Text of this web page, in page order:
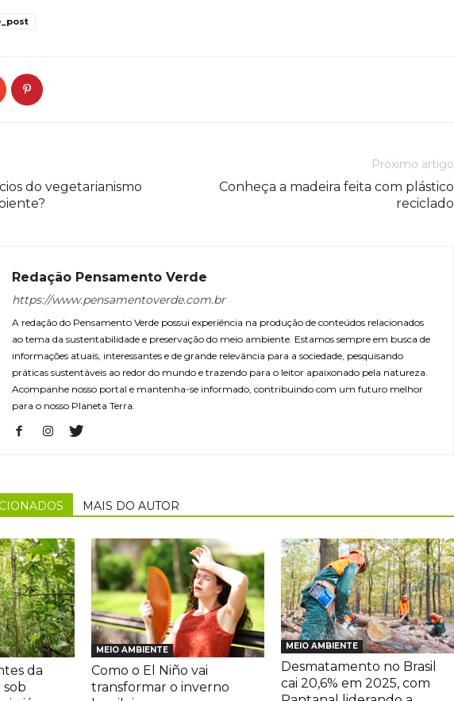
do vegetarianismo
Próximo artigo
Conheça a madeira feita com plástico
reciclado
Redação Pensamento Verde
https://www.pensamentoverde.com.br
A redação do Pensamento Verde possui experiência na produção de conteúdos relacionados
ao tema da sustentabilidade e preservação do meio ambiente. Estamos sempre em busca de
informações atuais, interessantes e de grande relevância para a sociedade, pesquisando
práticas sustentáveis ao redor do mundo e trazendo para o leitor apaixonado pela natureza.
Acompanhe nosso portal e mantenha-se informado, contribuindo com um futuro melhor
para o nosso Planeta Terra.
MAIS DO AUTOR
da
sob
MEIO AMBIENTE
Como o El Niño vai
transformar o inverno
MEIO AMBIENTE
Desmatamento no Brasil
cai 20,6% em 2025, com